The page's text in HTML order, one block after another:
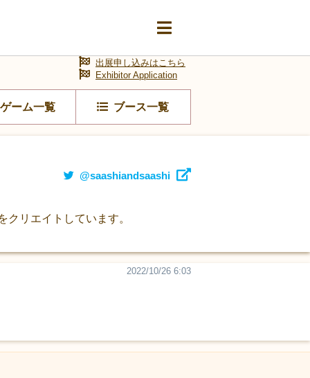
ゲーム一覧 ブース一覧
出展申し込みはこちら
Exhibitor Application
@saashiandsaashi
リエイトしています。
2022/10/26 6:03